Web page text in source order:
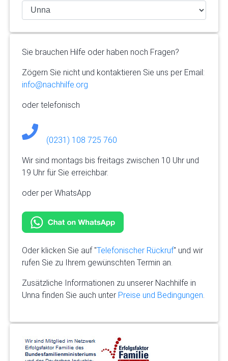
Sie brauchen Hilfe oder haben noch Fragen?
Zögern Sie nicht und kontaktieren Sie uns per Email:
info@nachhilfe.org
oder telefonisch
(0231) 108 725 760
Wir sind montags bis freitags zwischen 10 Uhr und
19 Uhr für Sie erreichbar.
oder per WhatsApp
Oder klicken Sie auf "Telefonischer Rückruf" und wir
rufen Sie zu Ihrem gewünschten Termin an.
Zusätzliche Informationen zu unserer Nachhilfe in
Unna finden Sie auch unter Preise und Bedingungen.